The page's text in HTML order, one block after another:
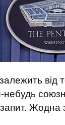
від
небудь
Жодна